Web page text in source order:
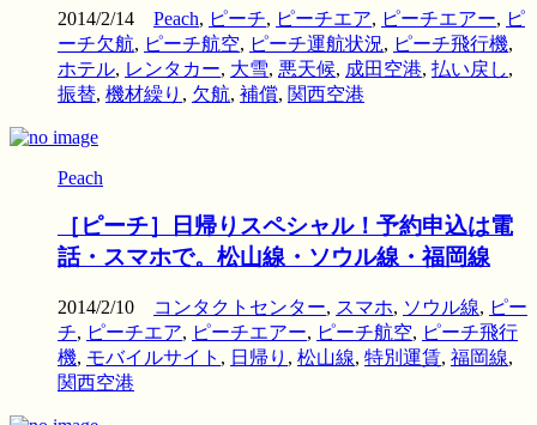
2014/2/14 Peach, ピーチ, ピーチエア, ピーチエアー, ピ
ーチ欠航, ピーチ航空, ピーチ運航状況, ピーチ飛行機,
ホテル, レンタカー, 大雪, 悪天候, 成田空港, 払い戻し,
振替, 機材繰り , 欠航, 補償, 関西空港
Peach
［ピーチ］日帰りスペシャル！予約申込は電
話・スマホで。松山線・ソウル線・福岡線
2014/2/10 コンタクトセンター, スマホ, ソウル線, ピー
チ, ピーチエア, ピーチエアー, ピーチ航空, ピーチ飛行
機, モバイルサイト , 日帰り , 松山線, 特別運賃, 福岡線,
関西空港